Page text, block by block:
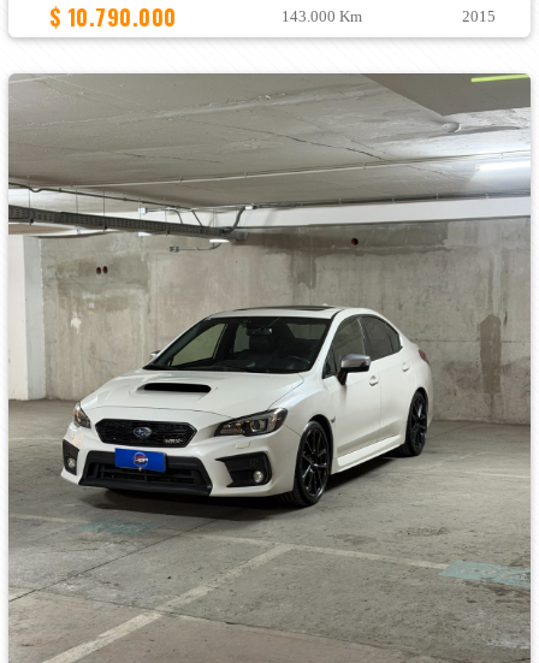
$ 10.790.000 143.000 Km 2015